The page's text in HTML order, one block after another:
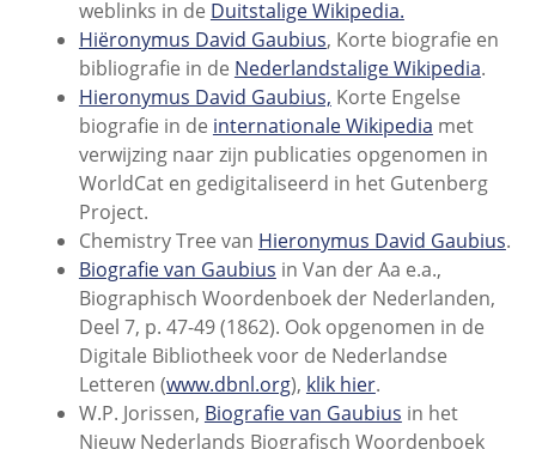
weblinks in de Duitstalige Wikipedia.
Hiëronymus David Gaubius, Korte biografie en
bibliografie in de Nederlandstalige Wikipedia.
Hieronymus David Gaubius, Korte Engelse
biografie in de internationale Wikipedia met
verwijzing naar zijn publicaties opgenomen in
WorldCat en gedigitaliseerd in het Gutenberg
Project.
Chemistry Tree van Hieronymus David Gaubius.
Biografie van Gaubius in Van der Aa e.a.,
Biographisch Woordenboek der Nederlanden,
Deel 7, p. 47-49 (1862). Ook opgenomen in de
Digitale Bibliotheek voor de Nederlandse
Letteren (www.dbnl.org), klik hier.
W.P. Jorissen, Biografie van Gaubius in het
Nieuw Nederlands Biografisch Woordenboek